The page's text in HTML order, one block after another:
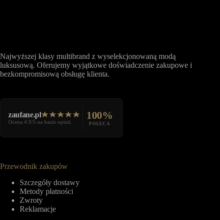
Najwyższej klasy multibrand z wyselekcjonowaną modą
luksusową. Oferujemy wyjątkowe doświadczenie zakupowe i
bezkompromisową obsługę klienta.
zaufane.pl
Ocena 4.9/5 na bazie opinii
100%
POLECA
Przewodnik zakupów
Szczegóły dostawy
Metody płatności
Zwroty
Reklamacje